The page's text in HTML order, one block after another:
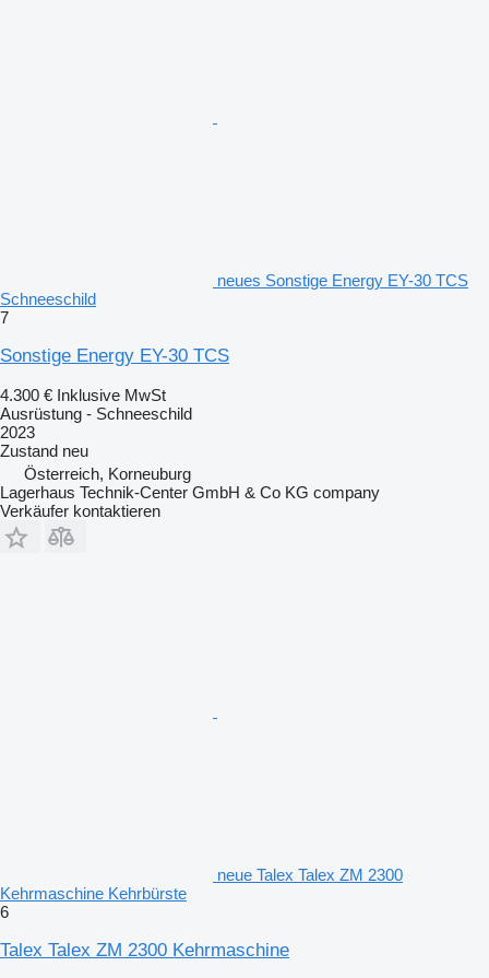
neues Sonstige Energy EY-30 TCS
Schneeschild
7
Sonstige Energy EY-30 TCS
4.300 € Inklusive MwSt
Ausrüstung - Schneeschild
2023
Zustand neu
Österreich, Korneuburg
Lagerhaus Technik-Center GmbH & Co KG company
Verkäufer kontaktieren
neue Talex Talex ZM 2300
Kehrmaschine Kehrbürste
6
Talex Talex ZM 2300 Kehrmaschine